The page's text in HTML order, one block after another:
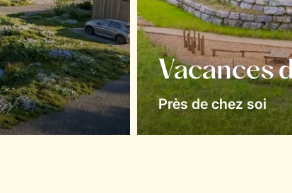
Vacances
Près de chez soi